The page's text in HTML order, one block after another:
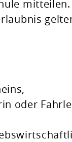
mitteilen.
oder